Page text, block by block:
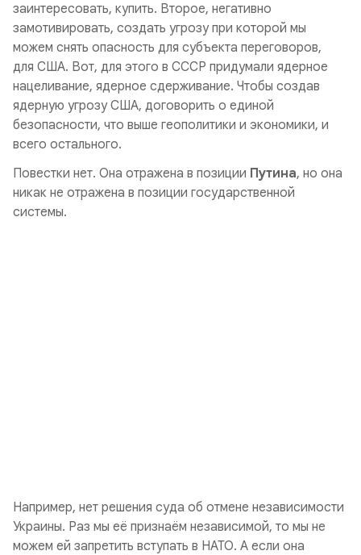
заинтересовать, купить. Второе, негативно
замотивировать, создать угрозу при которой мы
можем снять опасность для субъекта переговоров,
для США. Вот, для этого в СССР придумали ядерное
нацеливание, ядерное сдерживание. Чтобы создав
ядерную угрозу США, договорить о единой
безопасности, что выше геополитики и экономики, и
всего остального.
Повестки нет. Она отражена в позиции Путина, но она
никак не отражена в позиции государственной
системы.
Например, нет решения суда об отмене независимости
Украины. Раз мы её признаём независимой, то мы не
можем ей запретить вступать в НАТО. А если она